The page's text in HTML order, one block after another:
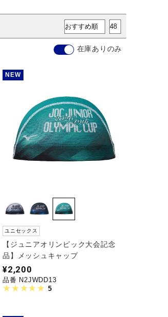
在庫ありのみ
NEW
ユニセックス
【ジュニアオリンピック大会記念
品】メッシュキャップ
¥2,200
品番 N2JWDD13
5